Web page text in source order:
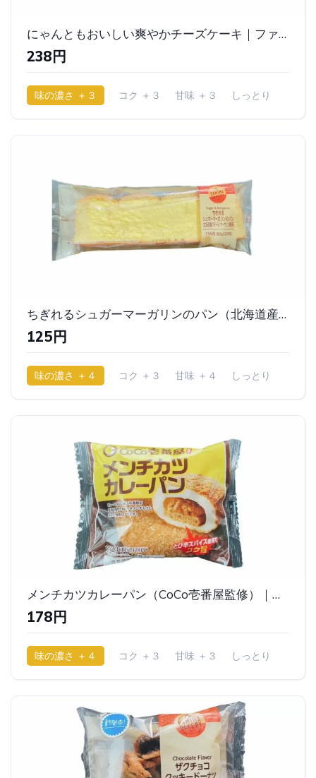
にゃんともおいしい爽やかチーズケーキ｜ファミリーマート
238円
味の濃さ ＋３ コク ＋３ 甘味 ＋３ しっとり
ちぎれるシュガーマーガリンのパン（北海道産バター入りマーガリン使用）｜ファミリーマート
125円
味の濃さ ＋４ コク ＋３ 甘味 ＋４ しっとり
メンチカツカレーパン（CoCo壱番屋監修）｜ファミリーマート
178円
味の濃さ ＋４ コク ＋３ 甘味 ＋３ しっとり